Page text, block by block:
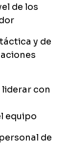
de los
y de
con
equipo
de